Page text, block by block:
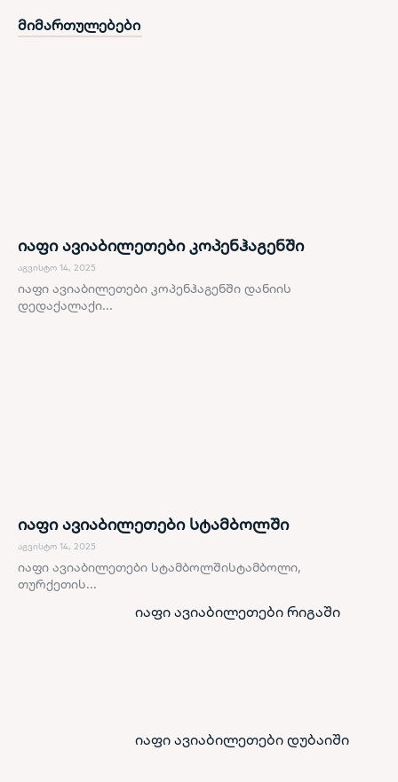
მიმართულებები
იაფი ავიაბილეთები კოპენჰაგენში
აგვისტო 14, 2025
იაფი ავიაბილეთები კოპენჰაგენში დანიის
დედაქალაქი...
იაფი ავიაბილეთები სტამბოლში
აგვისტო 14, 2025
იაფი ავიაბილეთები სტამბოლშისტამბოლი,
თურქეთის...
იაფი ავიაბილეთები რიგაში
იაფი ავიაბილეთები დუბაიში